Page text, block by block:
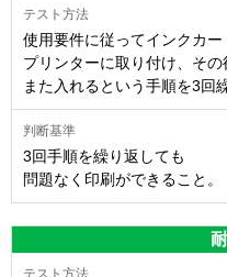
使用要件に従ってインクカー
プリンターに取り付け、その
また入れるという手順を3回
3回手順を繰り返しても
問題なく印刷ができること。